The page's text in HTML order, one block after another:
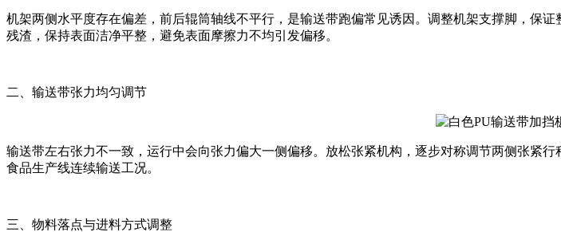
机架两侧水平度存在偏差，前后辊筒轴线不平行，是输送带跑偏常见诱因。调整机架支撑脚，保
残渣，保持表面洁净平整，避免表面摩擦力不均引发偏移。
二、输送带张力均匀调节
输送带左右张力不一致，运行中会向张力偏大一侧偏移。放松张紧机构，逐步对称调节两侧张紧
食品生产线连续输送工况。
三、物料落点与进料方式调整